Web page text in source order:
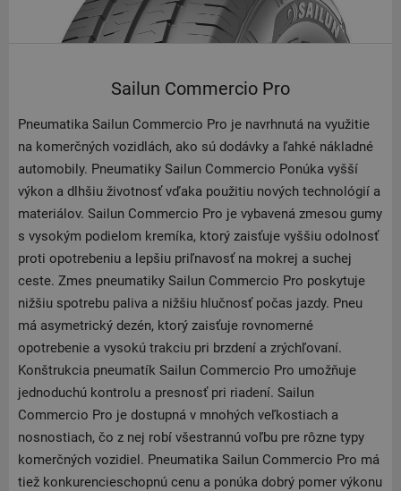
Sailun Commercio Pro
Pneumatika Sailun Commercio Pro je navrhnutá na využitie
na komerčných vozidlách, ako sú dodávky a ľahké nákladné
automobily. Pneumatiky Sailun Commercio Ponúka vyšší
výkon a dlhšiu životnosť vďaka použitiu nových technológií a
materiálov. Sailun Commercio Pro je vybavená zmesou gumy
s vysokým podielom kremíka, ktorý zaisťuje vyššiu odolnosť
proti opotrebeniu a lepšiu priľnavosť na mokrej a suchej
ceste. Zmes pneumatiky Sailun Commercio Pro poskytuje
nižšiu spotrebu paliva a nižšiu hlučnosť počas jazdy. Pneu
má asymetrický dezén, ktorý zaisťuje rovnomerné
opotrebenie a vysokú trakciu pri brzdení a zrýchľovaní.
Konštrukcia pneumatík Sailun Commercio Pro umožňuje
jednoduchú kontrolu a presnosť pri riadení. Sailun
Commercio Pro je dostupná v mnohých veľkostiach a
nosnostiach, čo z nej robí všestrannú voľbu pre rôzne typy
komerčných vozidiel. Pneumatika Sailun Commercio Pro má
tiež konkurencieschopnú cenu a ponúka dobrý pomer výkonu